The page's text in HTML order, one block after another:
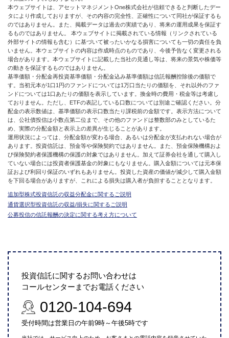
本ウェブサイトは、アセットマネジメントOne株式会社が信頼できると判断したデー
タにより作成しておりますが、その内容の完全性、正確性について同社が保証するも
のではありません。また、掲載データは過去の実績であり、将来の運用成果を保証す
るものではありません。 本ウェブサイトに掲載されている情報（リンクされている
外部サイトの情報も含む）に基づいて被ったいかなる損害についても一切の責任を負
いません。本ウェブサイトの内容は作成時点のものであり、今後予告なく変更される
場合があります。本ウェブサイトに記載した当社の見通し等は、将来の景気や株価等
の動きを保証するものではありません。
基準価額・分配金再投資基準価額・分配金込み基準価額は信託報酬控除後の価額で
す。当初元本が1口1円のファンドについては1万口当たりの価額を、それ以外のファ
ンドについては1口あたりの価額を表示しています。換金時の費用・税金等は考慮し
ておりません。ただし、ETFの表記している口数については別途ご確認ください。分
配金の表示数値は、基準価額の表示口数当たり課税前の金額です。表示方法について
は、公社債投信は小数点第二位まで、その他のファンドは整数部のみとしているた
め、実際の分配金額と表示上の差異が生じることがあります。
運用状況によっては、分配金額が変わる場合、あるいは分配金が支払われない場合が
あります。投資信託は、預金等や保険契約ではありません。また、預金保険機構およ
び保険契約者保護機構の保護の対象ではありません。加えて証券会社を通して購入し
ていない場合には投資者保護基金の対象にもなりません。購入金額については元本保
証および利回り保証のいずれもありません。投資した資産の価値が減少して購入金額
を下回る場合がありますが、これによる損失は購入者が負担することとなります。
追加型株式投資信託の収益分配金に関するご説明
通貨選択型投資信託の収益/損失に関するご説明
公募投信の信託報酬の決定に関する考え方について
投資信託に関するお問い合わせは
コールセンターまでお電話ください
0120-104-694
受付時間は営業日の午前9時～午後5時です